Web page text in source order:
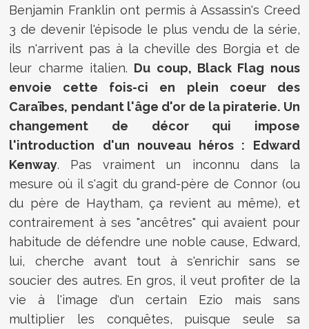
Benjamin Franklin ont permis à Assassin's Creed
3 de devenir l'épisode le plus vendu de la série,
ils n'arrivent pas à la cheville des Borgia et de
leur charme italien. Du coup, Black Flag nous
envoie cette fois-ci en plein coeur des
Caraïbes, pendant l'âge d'or de la piraterie. Un
changement de décor qui impose
l'introduction d'un nouveau héros : Edward
Kenway. Pas vraiment un inconnu dans la
mesure où il s'agit du grand-père de Connor (ou
du père de Haytham, ça revient au même), et
contrairement à ses "ancêtres" qui avaient pour
habitude de défendre une noble cause, Edward,
lui, cherche avant tout à s'enrichir sans se
soucier des autres. En gros, il veut profiter de la
vie à l'image d'un certain Ezio mais sans
multiplier les conquêtes, puisque seule sa